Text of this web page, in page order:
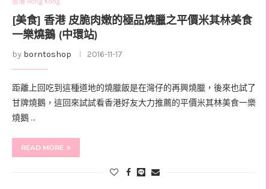
[美食] 香港 皮脆肉嫩的極品燒臘之平價米其林美食
一樂燒鵝 (中環站)
by borntoshop 2016-11-17
距離上回吃到這種道地的燒臘飯是在灣仔的再興燒臘，後來也試了
甘牌燒鵝，這回來試試看香港好友大力推薦的平價米其林美食一樂
燒鵝 …
READ MORE